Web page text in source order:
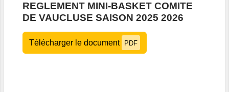
REGLEMENT MINI-BASKET COMITE
DE VAUCLUSE SAISON 2025 2026
Télécharger le document PDF